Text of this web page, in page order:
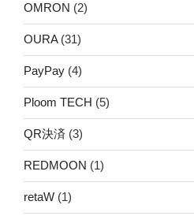
OMRON (2)
OURA(31)
PayPay (4)
Ploom TECH (5)
QR決済 (3)
REDMOON (1)
retaW (1)